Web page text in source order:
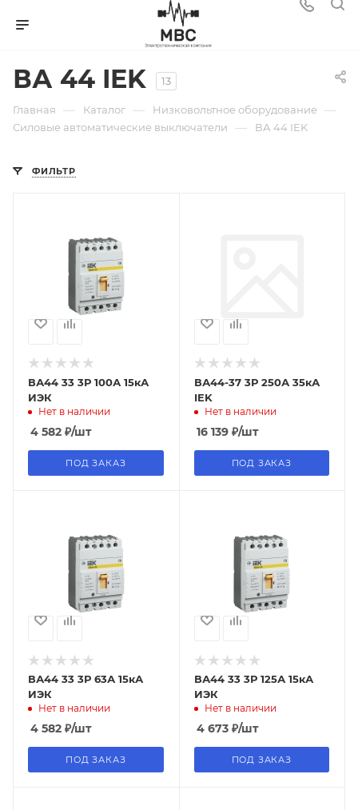
ВА 44 IEK 13
Главная — Каталог — Низковольтное оборудование —
Силовые автоматические выключатели — ВА 44 IEK
ФИЛЬТР
ВА44 33 3Р 100А 15кА
ИЭК
Нет в наличии
4 582 ₽/шт
ПОД ЗАКАЗ
ВА44-37 3Р 250А 35кА
IEK
Нет в наличии
16 139₽/шт
ПОД ЗАКАЗ
ВА44 33 3Р 63А 15кА
ИЭК
Нет в наличии
4 582 ₽/шт
ПОД ЗАКАЗ
ВА44 33 3Р 125А 15кА
ИЭК
Нет в наличии
4 673₽/шт
ПОД ЗАКАЗ